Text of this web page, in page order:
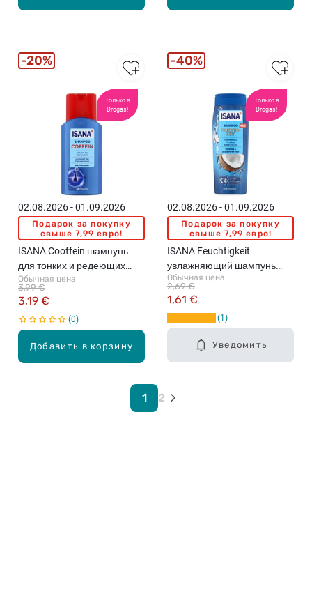
Только в
Drogas!
Добавить в корзину
02.08.2026 - 01.09.2026
Подарок за покупку
свыше 7,99 евро!
ISANA Cooffein шампунь
для тонких и редеющих
волос, 250мл
Обычная цена
3,19 €
3,99 €
0
20%
Только в
Drogas!
Уведомить
02.08.2026 - 01.09.2026
Подарок за покупку
свыше 7,99 евро!
ISANA Feuchtigkeit
увлажняющий шампунь
для сухих и поврежденных
волос, 300мл
Обычная цена
1,61 €
2,69 €
1
40%
1 2